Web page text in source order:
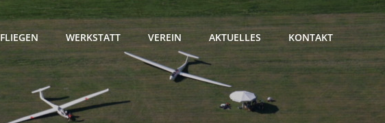
FLIEGEN WERKSTATT VEREIN AKTUELLES KONTAKT